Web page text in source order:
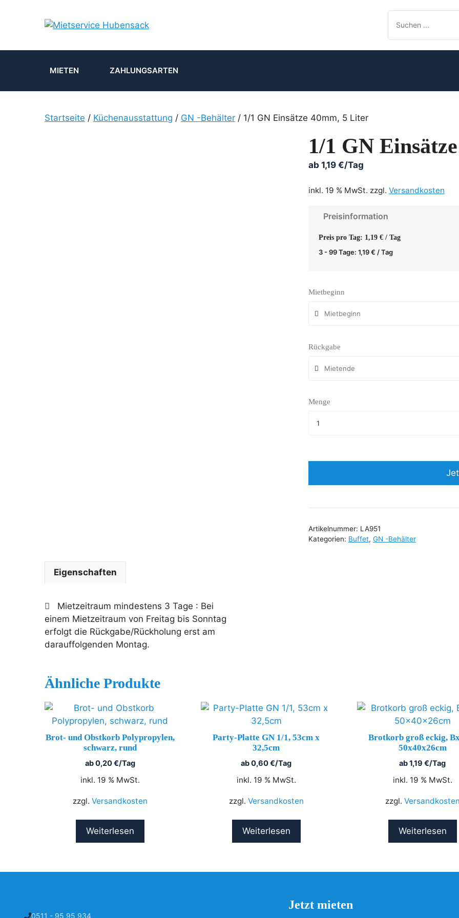
MIETEN ZAHLUNGSARTEN
Startseite / Küchenausstattung / GN -Behälter / 1/1 GN Einsätze 40mm, 5 Liter
1/1 GN
ab 1,19 €/Tag
inkl. 19 % MwSt. zzgl. Versandkosten
Preisinformation
Preis pro Tag: 1,19 € / Tag
3 - 99 Tage: 1,19€ / Tag
Mietbeginn
Rückgabe
Menge
Artikelnummer: LA951
Kategorien: Buffet, GN -Behälter
Eigenschaften
Mietzeitraum mindestens 3 Tage : Bei
einem Mietzeitraum von Freitag bis Sonntag
erfolgt die Rückgabe/Rückholung erst am
darauffolgenden Montag.
Ähnliche Produkte
Brot- und Obstkorb Polypropylen,
schwarz, rund
ab0,20€/Tag
inkl. 19 % MwSt.
zzgl. Versandkosten
Weiterlesen
Party-Platte GN 1/1, 53cm x
32,5cm
ab0,60€/Tag
inkl. 19 % MwSt.
zzgl. Versandkosten
Weiterlesen
Brotkorb groß eckig,
50x40x26cm
ab1,19 €/Tag
inkl. 19 % MwSt.
zzgl. Versandkosten
Weiterlesen
0511 - 95 95 934
Jetzt mieten